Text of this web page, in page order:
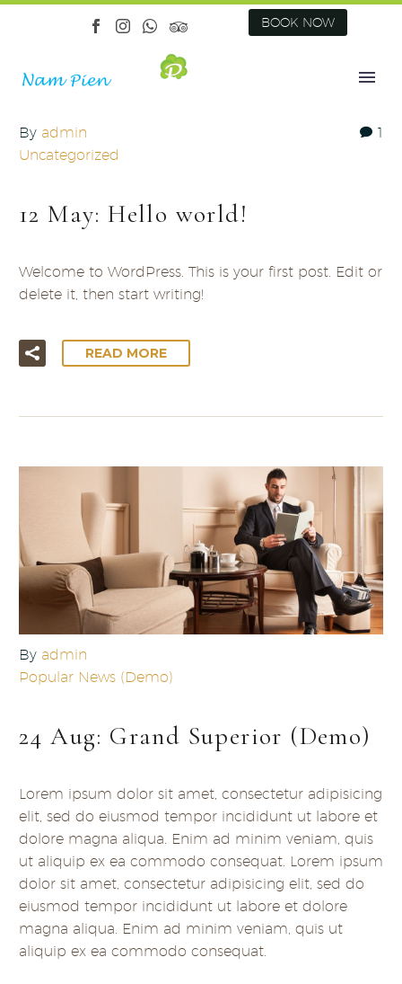
BOOK NOW
1
By admin
Uncategorized
12 May:Hello world!
Welcome to WordPress. This is your first post. Edit or
delete it, then start writing!
READ MORE
By admin
Popular News (Demo)
24 Aug: Grand Superior (Demo)
Lorem ipsum dolor sit amet, consectetur adipisicing
elit, sed do eiusmod tempor incididunt ut labore et
dolore magna aliqua. Enim ad minim veniam, quis
ut aliquip ex ea commodo consequat. Lorem ipsum
dolor sit amet, consectetur adipisicing elit, sed do
eiusmod tempor incididunt ut labore et dolore
magna aliqua. Enim ad minim veniam, quis ut
aliquip ex ea commodo consequat.